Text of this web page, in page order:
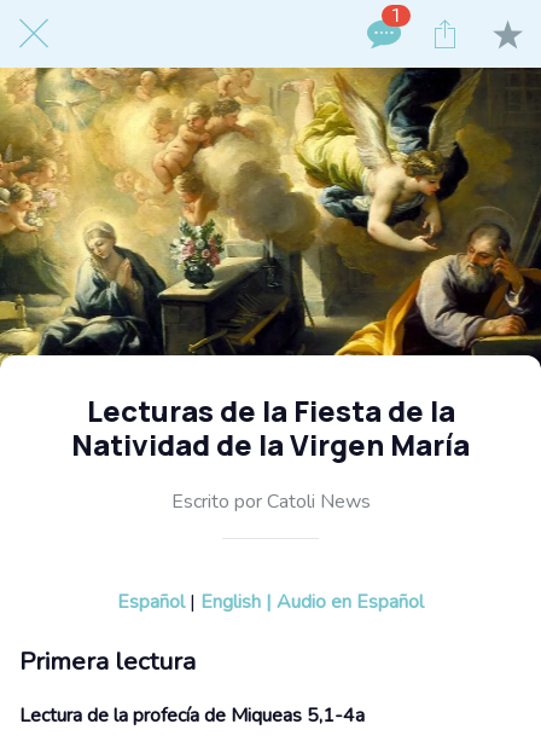
1
Lecturas de la Fiesta de la
Natividad de la Virgen María
Escrito por Catoli News
Español| English | Audio en Español
Primera lectura
Lectura de la profecía de Miqueas 5,1-4a